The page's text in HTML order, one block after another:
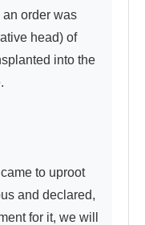
an order was
head) of
into the
to uproot
and declared,
for it, we will